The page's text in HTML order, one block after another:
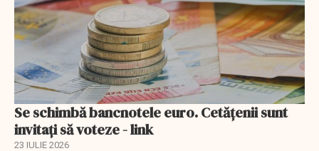
Se schimbă bancnotele euro. Cetățenii sunt
invitați să voteze - link
23 IULIE 2026